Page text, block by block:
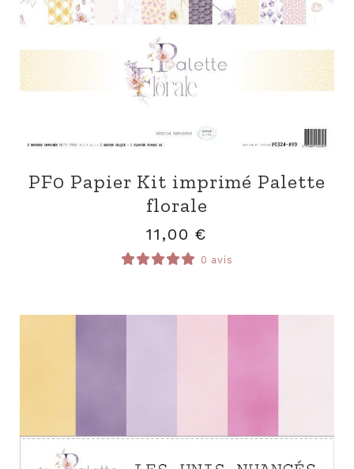
PF0 Papier Kit imprimé Palette
florale
11,00 €
0 avis